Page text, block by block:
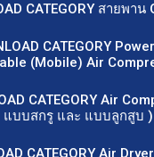
CATEGORY สายพาน
CATEGORY
(Mobile) Air
CATEGORY Air
แบบสกรู และ แบบลูกสูบ )
CATEGORY Air